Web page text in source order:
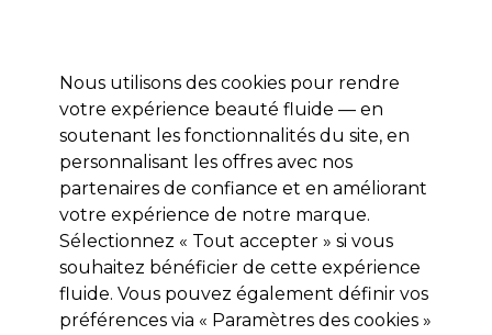
Se connecter
Marques Bons plans Coiffure Electro et Matériel
Livraison et délais
lire la suite
Marques Sibel
Sibel
Nous utilisons des cookies pour rendre
votre expérience beauté fluide — en
soutenant les fonctionnalités du site, en
personnalisant les offres avec nos
partenaires de confiance et en améliorant
votre expérience de notre marque.
Sélectionnez « Tout accepter » si vous
souhaitez bénéficier de cette expérience
fluide. Vous pouvez également définir vos
préférences via « Paramètres des cookies »